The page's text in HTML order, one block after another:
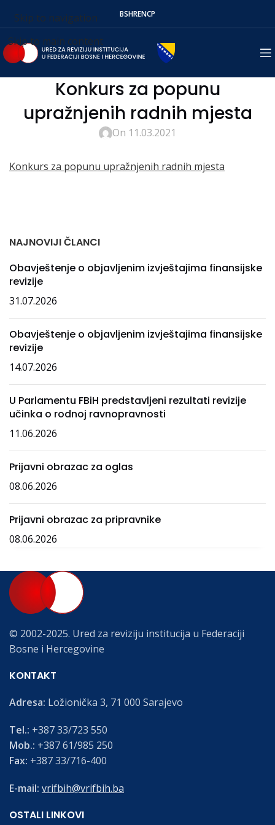
Skip to navigation
Skip to main content
BSHRENСР
Konkurs za popunu
upražnjenih radnih mjesta
On 11.03.2021
Konkurs za popunu upražnjenih radnih mjesta
NAJNOVIJI ČLANCI
Obavještenje o objavljenim izvještajima finansijske
revizije
31.07.2026
Obavještenje o objavljenim izvještajima finansijske
revizije
14.07.2026
U Parlamentu FBiH predstavljeni rezultati revizije
učinka o rodnoj ravnopravnosti
11.06.2026
Prijavni obrazac za oglas
08.06.2026
Prijavni obrazac za pripravnike
08.06.2026
© 2002-2025. Ured za reviziju institucija u Federaciji
Bosne i Hercegovine
KONTAKT
Adresa: Ložionička 3, 71 000 Sarajevo
Tel.: +387 33/723 550
Mob.: +387 61/985 250
Fax: +387 33/716-400
E-mail: vrifbih@vrifbih.ba
OSTALI LINKOVI